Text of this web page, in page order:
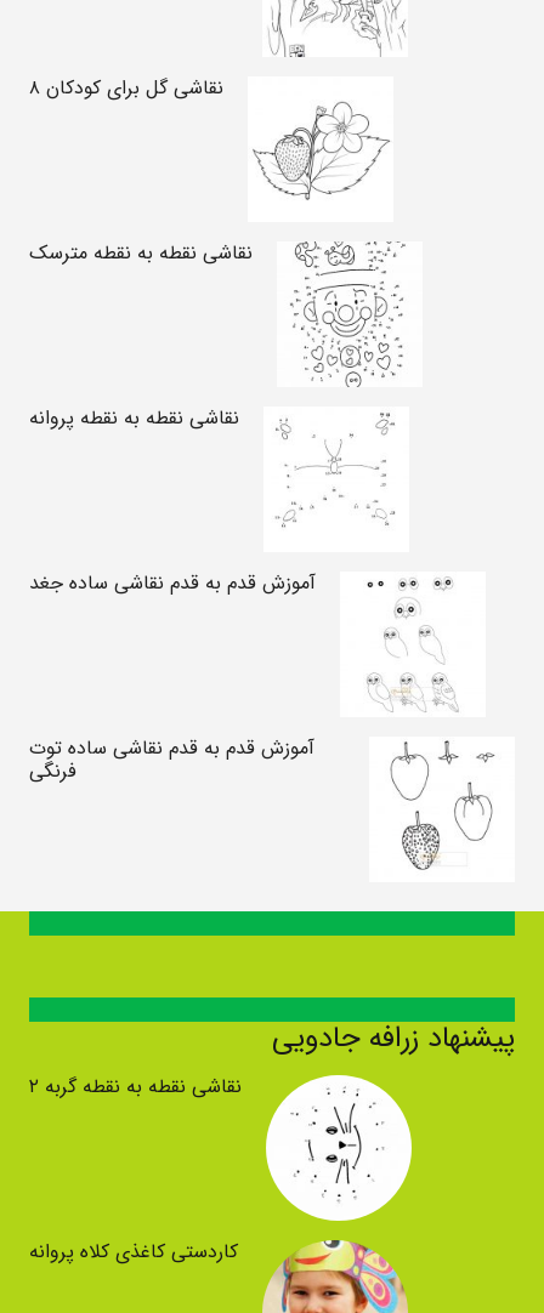
نقاشی گل برای کودکان ۸
نقاشی نقطه به نقطه مترسک
نقاشی نقطه به نقطه پروانه
آموزش قدم به قدم نقاشی ساده جغد
آموزش قدم به قدم نقاشی ساده توت
فرنگی
پیشنهاد زرافه جادویی
نقاشی نقطه به نقطه گربه ۲
کاردستی کاغذی کلاه پروانه